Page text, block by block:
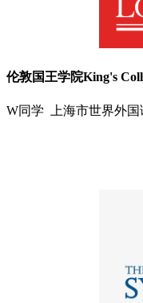
伦敦国王学院King's
W同学 上海市世界外国